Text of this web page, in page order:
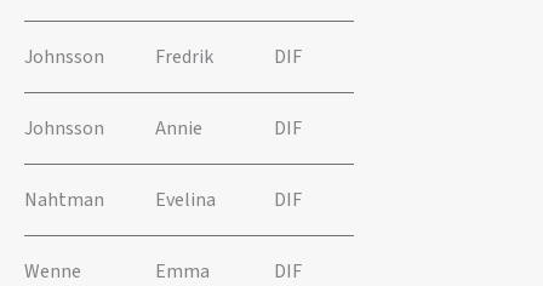
Johnsson Fredrik DIF
Johnsson Annie DIF
Nahtman Evelina DIF
Wenne Emma DIF